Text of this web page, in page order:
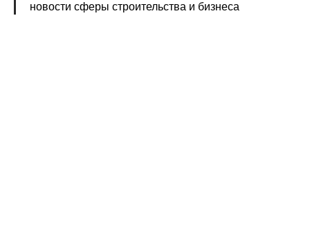
новости сферы строительства и бизнеса